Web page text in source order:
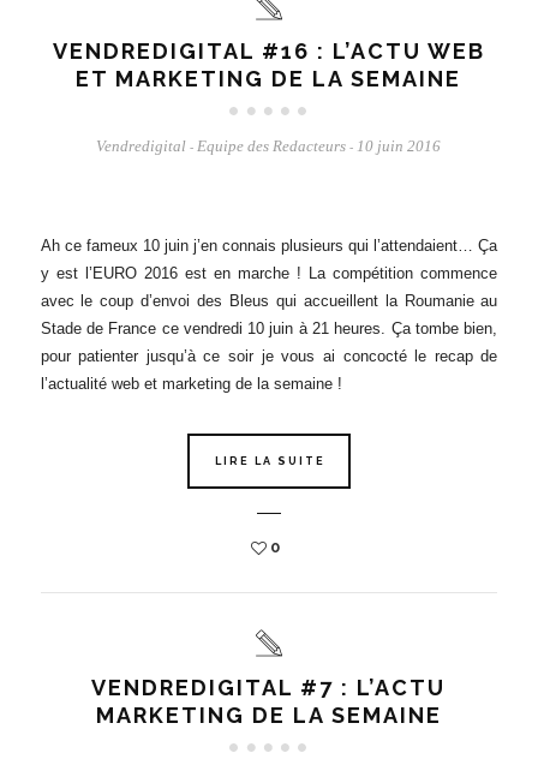
VENDREDIGITAL #16 : L’ACTU WEB
ET MARKETING DE LA SEMAINE
Vendredigital - Equipe des Redacteurs - 10 juin 2016
Ah ce fameux 10 juin j’en connais plusieurs qui l’attendaient… Ça
y est l’EURO 2016 est en marche ! La compétition commence
avec le coup d’envoi des Bleus qui accueillent la Roumanie au
Stade de France ce vendredi 10 juin à 21 heures. Ça tombe bien,
pour patienter jusqu’à ce soir je vous ai concocté le recap de
l’actualité web et marketing de la semaine !
LIRE LA SUITE
0
VENDREDIGITAL #7 : L’ACTU
MARKETING DE LA SEMAINE